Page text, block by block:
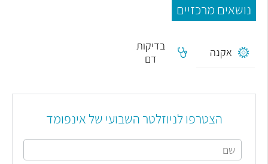
נושאים מרכזיים
אקנה
בדיקות
דם
הצטרפו לניוזלטר השבועי של אינפומד